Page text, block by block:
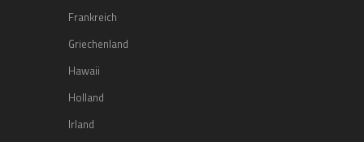
Frankreich
Griechenland
Hawaii
Holland
Irland